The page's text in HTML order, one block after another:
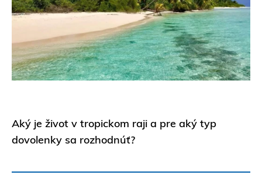
Aký je život v tropickom raji a pre aký typ
dovolenky sa rozhodnúť?